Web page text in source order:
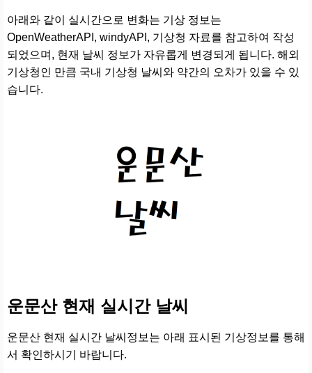
아래와 같이 실시간으로 변화는 기상 정보는
OpenWeatherAPI, windyAPI, 기상청 자료를 참고하여 작성
되었으며, 현재 날씨 정보가 자유롭게 변경되게 됩니다. 해외
기상청인 만큼 국내 기상청 날씨와 약간의 오차가 있을 수 있
습니다.
운문산 현재 실시간 날씨
운문산 현재 실시간 날씨정보는 아래 표시된 기상정보를 통해
서 확인하시기 바랍니다.